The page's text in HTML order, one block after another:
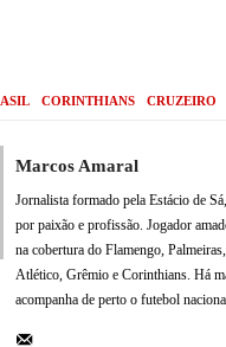
CORINTHIANS CRUZEIRO
Marcos Amaral
Jornalista formado pela Estácio de
por paixão e profissão. Jogador
na cobertura do Flamengo,
Atlético, Grêmio e Corinthians. Há
acompanha de perto o futebol